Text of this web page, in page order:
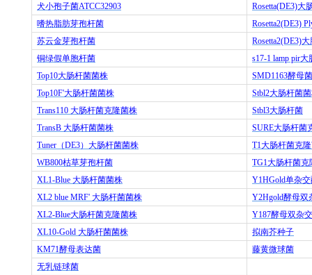
犬小孢子菌ATCC32903 Rosetta(DE3)大
嗜热脂肪芽孢杆菌
Rosetta2(DE3)
苏云金芽孢杆菌
Rosetta2(DE3)大
铜绿假单胞杆菌
s17-1 lamp pir大
Top10大肠杆菌菌株 SMD1163酵母菌
Top10F'大肠杆菌菌株 Stbl2大肠杆菌
Trans110 大肠杆菌克隆菌株 Stbl3大肠杆菌
TransB 大肠杆菌菌株 SURE大肠杆菌
Tuner （DE3）大肠杆菌菌株 T1大肠杆菌克
WB800枯草芽孢杆菌 TG1大肠杆菌克
XL1-Blue 大肠杆菌菌株 Y1HGold单杂
XL2 blue MRF' 大肠杆菌菌株 Y2Hgold酵母双
XL2-Blue大肠杆菌克隆菌株 Y187酵母双杂
XL10-Gold 大肠杆菌菌株
拟南芥种子
KM71酵母表达菌
藤黄微球菌
无乳链球菌